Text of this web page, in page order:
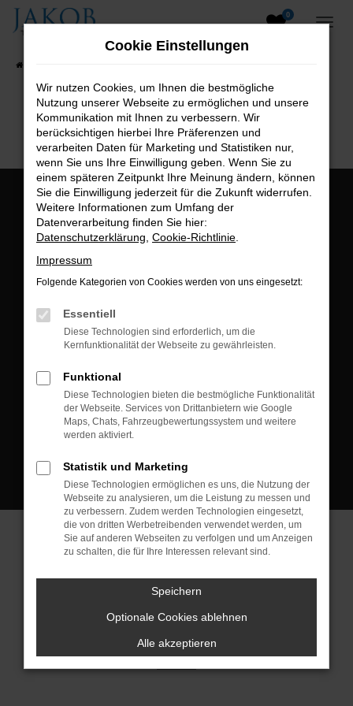
Zum
0
B2B-Shop
Öffnungszeiten:
Montag bis Freitag:
Postadresse:
Kontakt:
Tel.: +49 3745 760 90 20
Fax: +49 3745 760 90 21
Mail: fj@jakob-trading.com
Cookie Einstellungen
© 2026 Jakob Trading GmbH | Neustädter Straße 1 | DE-08223
Neustadt/Vogtland | fj@jakob-trading.com | Webdesign by audaris.de
Cookie Einstellungen
Wir nutzen Cookies, um Ihnen die bestmögliche
Nutzung unserer Webseite zu ermöglichen und unsere
Kommunikation mit Ihnen zu verbessern. Wir
berücksichtigen hierbei Ihre Präferenzen und
verarbeiten Daten für Marketing und Statistiken nur,
wenn Sie uns Ihre Einwilligung geben. Wenn Sie zu
einem späteren Zeitpunkt Ihre Meinung ändern, können
Sie die Einwilligung jederzeit für die Zukunft widerrufen.
Weitere Informationen zum Umfang der
Datenverarbeitung finden Sie hier:
Datenschutzerklärung Cookie-Richtlinie
Impressum
Folgende Kategorien von Cookies werden von uns eingesetzt:
Essentiell
Diese Technologien sind erforderlich, um die
Kernfunktionalität der Webseite zu gewährleisten.
Funktional
Diese Technologien bieten die bestmögliche Funktionalität
der Webseite. Services von Drittanbietern wie Google
Maps, Chats, Fahrzeugbewertungssystem und weitere
werden aktiviert.
Statistik und Marketing
Diese Technologien ermöglichen es uns, die Nutzung der
Webseite zu analysieren, um die Leistung zu messen und
zu verbessern. Zudem werden Technologien eingesetzt,
die von dritten Werbetreibenden verwendet werden, um
Sie auf anderen Webseiten zu verfolgen und um Anzeigen
zu schalten, die für Ihre Interessen relevant sind.
Speichern
Optionale Cookies ablehnen
Alle akzeptieren